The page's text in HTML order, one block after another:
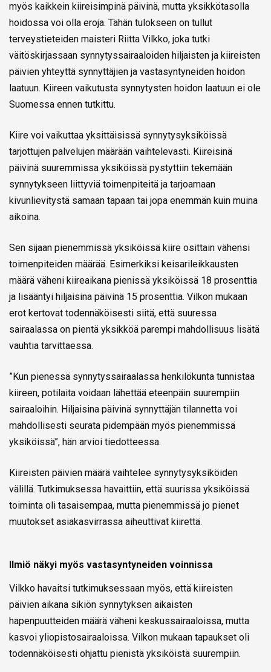
myös kaikkein kiireisimpinä päivinä, mutta yksikkötasolla
hoidossa voi olla eroja. Tähän tulokseen on tullut
terveystieteiden maisteri Riitta Vilkko, joka tutki
väitöskirjassaan synnytyssairaaloiden hiljaisten ja kiireisten
päivien yhteyttä synnyttäjien ja vastasyntyneiden hoidon
laatuun. Kiireen vaikutusta synnytysten hoidon laatuun ei ole
Suomessa ennen tutkittu.
Kiire voi vaikuttaa yksittäisissä synnytysyksiköissä
tarjottujen palvelujen määrään vaihtelevasti. Kiireisinä
päivinä suuremmissa yksiköissä pystyttiin tekemään
synnytykseen liittyviä toimenpiteitä ja tarjoamaan
kivunlievitystä samaan tapaan tai jopa enemmän kuin muina
aikoina.
Sen sijaan pienemmissä yksiköissä kiire osittain vähensi
toimenpiteiden määrää. Esimerkiksi keisarileikkausten
määrä väheni kiireaikana pienissä yksiköissä 18 prosenttia
ja lisääntyi hiljaisina päivinä 15 prosenttia. Vilkon mukaan
erot kertovat todennäköisesti siitä, että suuressa
sairaalassa on pientä yksikköä parempi mahdollisuus lisätä
vauhtia tarvittaessa.
”Kun pienessä synnytyssairaalassa henkilökunta tunnistaa
kiireen, potilaita voidaan lähettää eteenpäin suurempiin
sairaaloihin. Hiljaisina päivinä synnyttäjän tilannetta voi
mahdollisesti seurata pidempään myös pienemmissä
yksiköissä”, hän arvioi tiedotteessa.
Kiireisten päivien määrä vaihtelee synnytysyksiköiden
välillä. Tutkimuksessa havaittiin, että suurissa yksiköissä
toiminta oli tasaisempaa, mutta pienemmissä jo pienet
muutokset asiakasvirrassa aiheuttivat kiirettä.
Ilmiö näkyi myös vastasyntyneiden voinnissa
Vilkko havaitsi tutkimuksessaan myös, että kiireisten
päivien aikana sikiön synnytyksen aikaisten
hapenpuutteiden määrä väheni keskussairaaloissa, mutta
kasvoi yliopistosairaaloissa. Vilkon mukaan tapaukset oli
todennäköisesti ohjattu pienistä yksiköistä suurempiin.